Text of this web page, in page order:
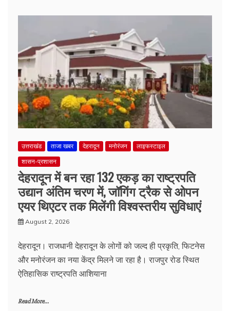
उत्तराखंड ताजा खबर देहरादून मनोरंजन
लाइफस्टाइल
शासन-प्रशासन
देहरादून में बन रहा 132 एकड़ का राष्ट्रपति
उद्यान अंतिम चरण में, जॉगिंग ट्रैक से ओपन
एयर थिएटर तक मिलेंगी विश्वस्तरीय सुविधाएं
August 2, 2026
देहरादून। राजधानी देहरादून के लोगों को जल्द ही प्रकृति, फिटनेस
और मनोरंजन का नया केंद्र मिलने जा रहा है। राजपुर रोड स्थित
ऐतिहासिक राष्ट्रपति आशियाना
Read More...